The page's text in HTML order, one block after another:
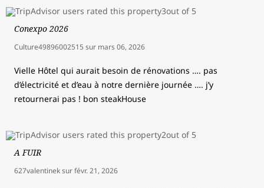
Conexpo 2026
Culture49896002515 sur mars 06, 2026
Vielle Hôtel qui aurait besoin de rénovations …. pas
d’électricité et d’eau à notre dernière journée …. j’y
retournerai pas ! bon steakHouse
A FUIR
627valentineksurfévr. 21, 2026